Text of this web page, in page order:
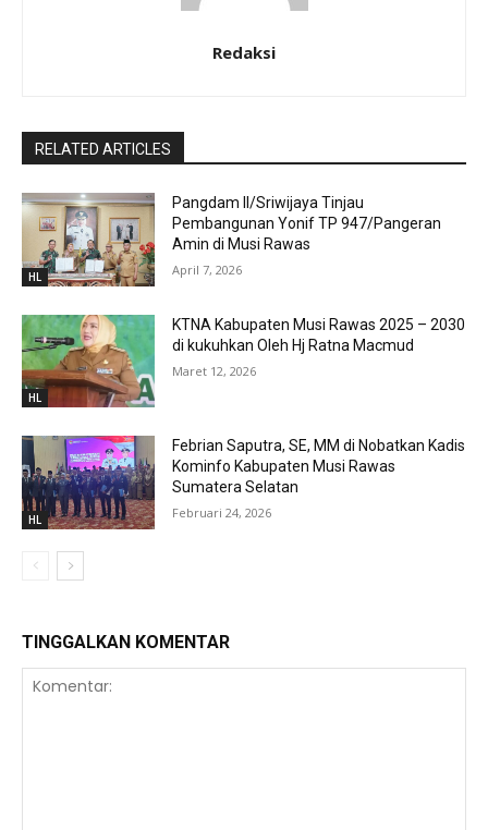
Redaksi
RELATED ARTICLES
HL
Pangdam II/Sriwijaya Tinjau
Pembangunan Yonif TP 947/Pangeran
Amin di Musi Rawas
April 7, 2026
HL
KTNA Kabupaten Musi Rawas 2025 – 2030
di kukuhkan Oleh Hj Ratna Macmud
Maret 12, 2026
HL
Febrian Saputra, SE, MM di Nobatkan Kadis
Kominfo Kabupaten Musi Rawas
Sumatera Selatan
Februari 24, 2026
TINGGALKAN KOMENTAR